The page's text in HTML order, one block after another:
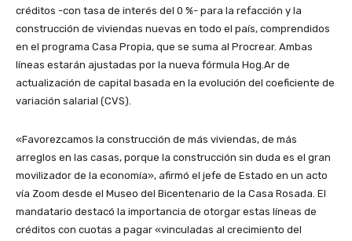
créditos -con tasa de interés del 0 %- para la refacción y la
construcción de viviendas nuevas en todo el país, comprendidos
en el programa Casa Propia, que se suma al Procrear. Ambas
líneas estarán ajustadas por la nueva fórmula Hog.Ar de
actualización de capital basada en la evolución del coeficiente de
variación salarial (CVS).
«Favorezcamos la construcción de más viviendas, de más
arreglos en las casas, porque la construcción sin duda es el gran
movilizador de la economía», afirmó el jefe de Estado en un acto
vía Zoom desde el Museo del Bicentenario de la Casa Rosada. El
mandatario destacó la importancia de otorgar estas líneas de
créditos con cuotas a pagar «vinculadas al crecimiento del